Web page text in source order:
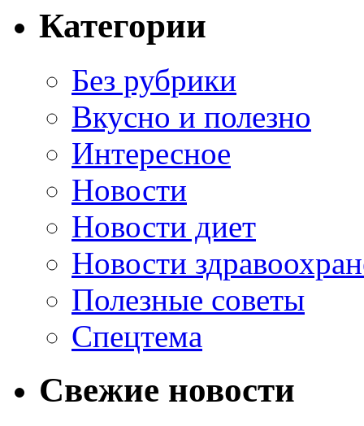
Категории
Без рубрики
Вкусно и полезно
Интересное
Новости
Новости диет
Новости
Полезные советы
Спецтема
Свежие новости